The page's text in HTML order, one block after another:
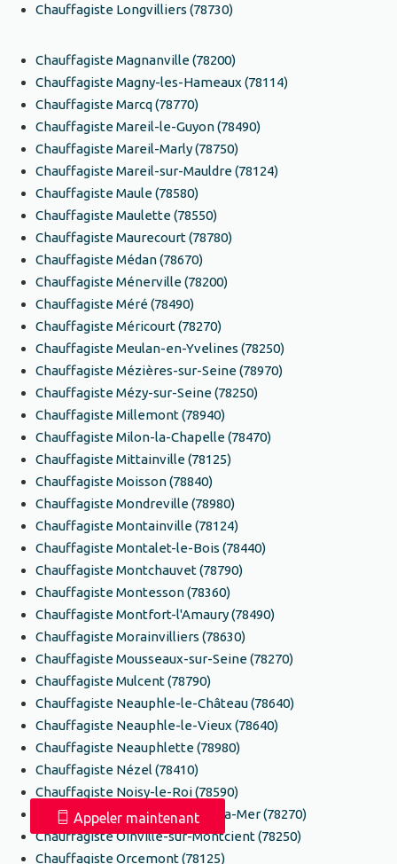
Chauffagiste Longvilliers (78730)
Chauffagiste Magnanville (78200)
Chauffagiste Magny-les-Hameaux (78114)
Chauffagiste Marcq (78770)
Chauffagiste Mareil-le-Guyon (78490)
Chauffagiste Mareil-Marly (78750)
Chauffagiste Mareil-sur-Mauldre (78124)
Chauffagiste Maule (78580)
Chauffagiste Maulette (78550)
Chauffagiste Maurecourt (78780)
Chauffagiste Médan (78670)
Chauffagiste Ménerville (78200)
Chauffagiste Méré (78490)
Chauffagiste Méricourt (78270)
Chauffagiste Meulan-en-Yvelines (78250)
Chauffagiste Mézières-sur-Seine (78970)
Chauffagiste Mézy-sur-Seine (78250)
Chauffagiste Millemont (78940)
Chauffagiste Milon-la-Chapelle (78470)
Chauffagiste Mittainville (78125)
Chauffagiste Moisson (78840)
Chauffagiste Mondreville (78980)
Chauffagiste Montainville (78124)
Chauffagiste Montalet-le-Bois (78440)
Chauffagiste Montchauvet (78790)
Chauffagiste Montesson (78360)
Chauffagiste Montfort-l'Amaury (78490)
Chauffagiste Morainvilliers (78630)
Chauffagiste Mousseaux-sur-Seine (78270)
Chauffagiste Mulcent (78790)
Chauffagiste Neauphle-le-Château (78640)
Chauffagiste Neauphle-le-Vieux (78640)
Chauffagiste Neauphlette (78980)
Chauffagiste Nézel (78410)
Chauffagiste Noisy-le-Roi (78590)
Chauffagiste Notre-Dame-de-la-Mer (78270)
Chauffagiste Oinville-sur-Montcient (78250)
Chauffagiste Orcemont (78125)
Appeler maintenant